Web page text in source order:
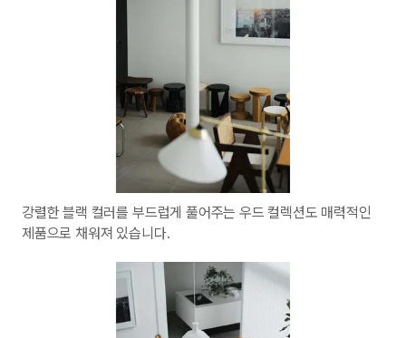
강렬한 블랙 컬러를 부드럽게 풀어주는 우드 컬렉션도 매력적인
제품으로 채워져 있습니다.